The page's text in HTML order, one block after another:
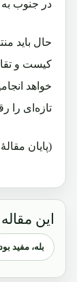
در جنوب
حال باید
کیست و
خواهد
تازه‌ای را
(پایان
این
بله، مفید